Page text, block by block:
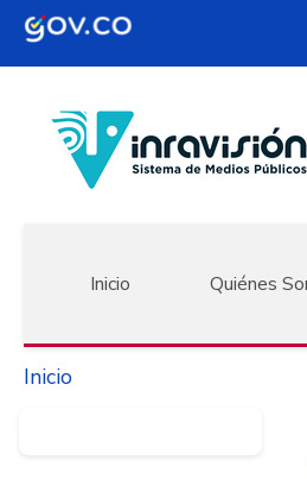
Pasar al contenido principal
Inicio Quiénes
Inicio